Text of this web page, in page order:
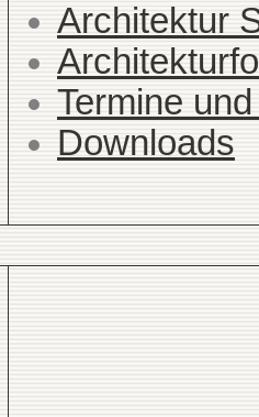
Architektur
Termine
Downloads